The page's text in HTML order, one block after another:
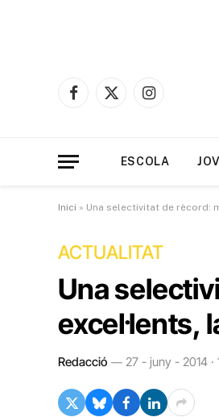
Facebook
X
Instagram
ESCOLA
Inici » Una selectivitat de rècord:
ACTUALITAT
Una
excel·lents,
Redacció 27 - juny - 2014 ·